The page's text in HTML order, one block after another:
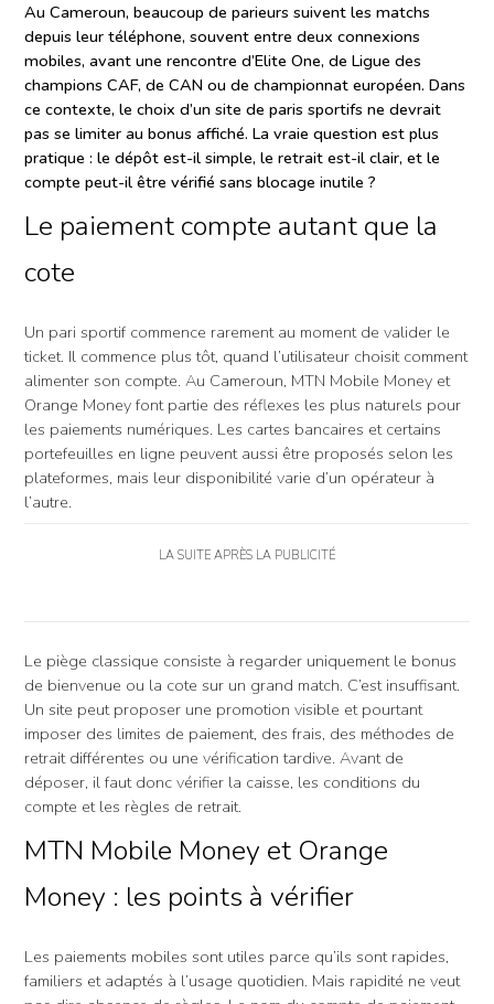
Au Cameroun, beaucoup de parieurs suivent les matchs
depuis leur téléphone, souvent entre deux connexions
mobiles, avant une rencontre d’Elite One, de Ligue des
champions CAF, de CAN ou de championnat européen. Dans
ce contexte, le choix d’un site de paris sportifs ne devrait
pas se limiter au bonus affiché. La vraie question est plus
pratique : le dépôt est-il simple, le retrait est-il clair, et le
compte peut-il être vérifié sans blocage inutile ?
Le paiement compte autant que la
cote
Un pari sportif commence rarement au moment de valider le
ticket. Il commence plus tôt, quand l’utilisateur choisit comment
alimenter son compte. Au Cameroun, MTN Mobile Money et
Orange Money font partie des réflexes les plus naturels pour
les paiements numériques. Les cartes bancaires et certains
portefeuilles en ligne peuvent aussi être proposés selon les
plateformes, mais leur disponibilité varie d’un opérateur à
l’autre.
LA SUITE APRÈS LA PUBLICITÉ
Le piège classique consiste à regarder uniquement le bonus
de bienvenue ou la cote sur un grand match. C’est insuffisant.
Un site peut proposer une promotion visible et pourtant
imposer des limites de paiement, des frais, des méthodes de
retrait différentes ou une vérification tardive. Avant de
déposer, il faut donc vérifier la caisse, les conditions du
compte et les règles de retrait.
MTN Mobile Money et Orange
Money : les points à vérifier
Les paiements mobiles sont utiles parce qu’ils sont rapides,
familiers et adaptés à l’usage quotidien. Mais rapidité ne veut